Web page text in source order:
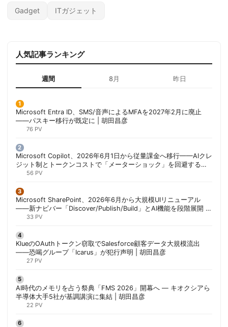
Gadget ITガジェット
人気記事ランキング
週間 8月 昨日
Microsoft Entra ID、SMS/音声によるMFAを2027年2月に廃止
——パスキー移行が既定に | 胡田昌彦
76 PV
Microsoft Copilot、2026年6月1日から従量課金へ移行——AIクレ
ジット制とトークンコストで「メーターショック」を回避する方
法 | 胡田昌彦
56 PV
Microsoft SharePoint、2026年6月から大規模UIリニューアル
——新ナビバー「Discover/Publish/Build」とAI機能を段階展開 |
胡田昌彦
33 PV
KlueのOAuthトークン窃取でSalesforce顧客データ大規模流出
——恐喝グループ「Icarus」が犯行声明 | 胡田昌彦
27 PV
AI時代のメモリを占う祭典「FMS 2026」開幕へ ― キオクシアら
半導体大手5社が基調講演に集結 | 胡田昌彦
22 PV